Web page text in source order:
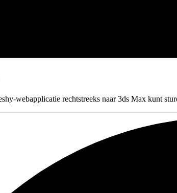
webapplicatie rechtstreeks naar 3ds Max kunt